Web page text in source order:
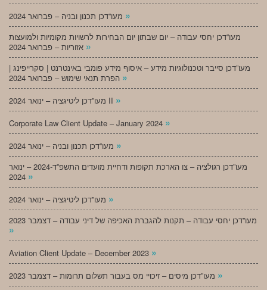
»
מעו”דכן יחסי עבודה – יום שבתון יום הבחירות לרשויות מקומיות ולמועצות
»
מעו”דכן סייבר וטכנולוגיות מידע – איסוף מידע פומבי באינטרנט | סקרייפינג |
»
מעו”דכן ליטיגציה – ינואר 2024 II »
Corporate Law Client Update – January 2024 »
»
מעו”דכן רגולציה – צו הארכת תקופות ודחיית מועדים התשפ”ד-2024 – ינואר
»
»
מעו”דכן יחסי עבודה – תקנות להגברת האכיפה של דיני עבודה – דצמבר 2023
»
Aviation Client Update – December 2023 »
»